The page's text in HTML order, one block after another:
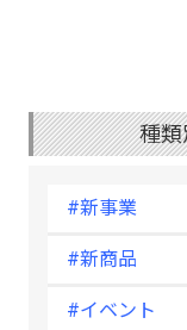
種類
#新事業
#新商品
#イベント